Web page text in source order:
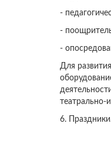
-
-
-
Для
театрально-
6.